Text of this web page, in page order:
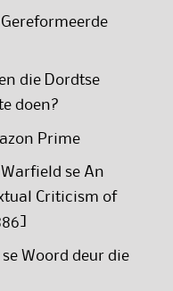
die Dordtse
doen?
Prime
se An
Criticism of
Woord deur die